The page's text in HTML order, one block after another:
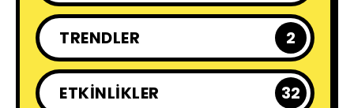
TRENDLER 2
ETKINLIKLER 32